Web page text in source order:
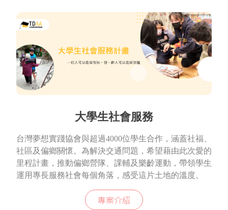
大學生社會服務
台灣夢想實踐協會與超過4000位學生合作，涵蓋社福、
社區及偏鄉關懷。為解決交通問題，希望藉由此次愛的
里程計畫，推動偏鄉營隊、課輔及樂齡運動，帶領學生
運用專長服務社會每個角落，感受這片土地的溫度。
專案介紹